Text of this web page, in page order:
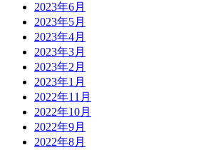
2023年6月
2023年5月
2023年4月
2023年3月
2023年2月
2023年1月
2022年11月
2022年10月
2022年9月
2022年8月